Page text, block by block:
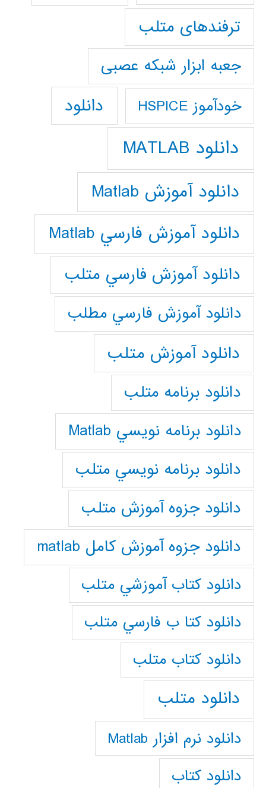
ترفندهای متلب
جعبه ابزار شبکه عصبی
خودآموز HSPICE دانلود
دانلود MATLAB
دانلود آموزش Matlab
دانلود آموزش فارسي Matlab
دانلود آموزش فارسي متلب
دانلود آموزش فارسي مطلب
دانلود آموزش متلب
دانلود برنامه متلب
دانلود برنامه نويسي Matlab
دانلود برنامه نويسي متلب
دانلود جزوه آموزش متلب
دانلود جزوه آموزش کامل matlab
دانلود كتاب آموزشي متلب
دانلود كتا ب فارسي متلب
دانلود كتاب متلب
دانلود متلب
دانلود نرم افزار Matlab
دانلود کتاب